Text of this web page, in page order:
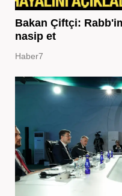
Bakan Çiftçi:
nasip et
Haber7